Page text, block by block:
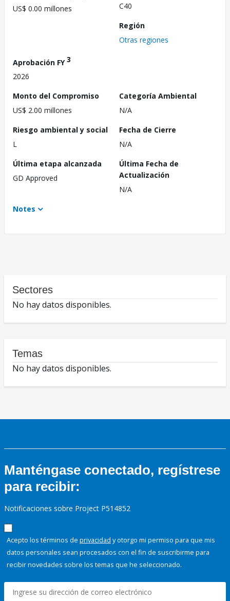
US$ 0.00 millones
C40
Región
Otras regiones
Aprobación FY3
2026
Monto del Compromiso
US$ 2.00 millones
Categoría Ambiental
N/A
Riesgo ambiental y social
L
Fecha de Cierre
N/A
Última etapa alcanzada
GD Approved
Última Fecha de
Actualización
N/A
Notes
Sectores
No hay datos disponibles.
Temas
No hay datos disponibles.
Manténgase conectado, regístrese
para recibir:
Notificaciones sobre Project P514852
Acepto los términos de privacidad y otorgo mi permiso para que mis
datos personales sean procesados con el fin de suscribirme para
recibir novedades sobre los temas que he seleccionado.